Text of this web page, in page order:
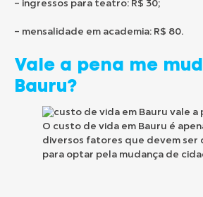
– ingressos para teatro: R$ 30;
– mensalidade em academia: R$ 80.
Vale a pena me
Bauru?
O custo de vida em Bauru é
diversos fatores que devem ser
para optar pela mudança de